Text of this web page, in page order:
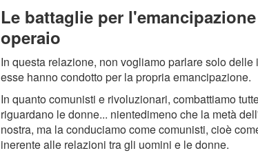
Le battaglie per
operaio
In questa relazione, non vogliamo parlare solo
esse hanno condotto per la propria emancipazione.
In quanto comunisti e rivoluzionari, combattiamo
riguardano le donne... nientedimeno che la metà
nostra, ma la conduciamo come comunisti, cioè
inerente alle relazioni tra gli uomini e le donne.